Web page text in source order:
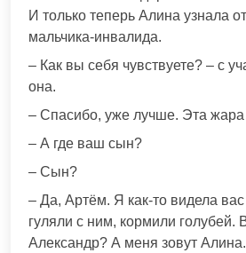
И только теперь Алина узнала
мальчика-инвалида.
– Как вы себя чувствуете? – с
она.
– Спасибо, уже лучше. Эта
– А где ваш сын?
– Сын?
– Да, Артём. Я как-то видела
гуляли с ним, кормили голубей.
Александр? А меня зовут Алина.